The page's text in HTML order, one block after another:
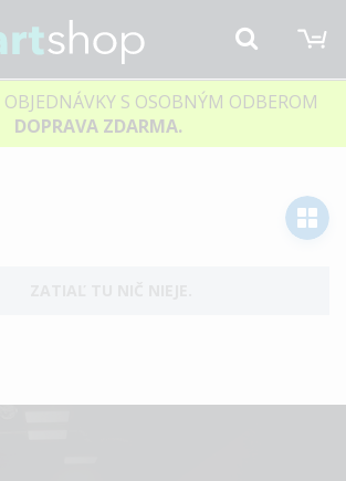
Hľadať
OBJEDNÁVKY S OSOBNÝM ODBEROM
DOPRAVA ZDARMA.